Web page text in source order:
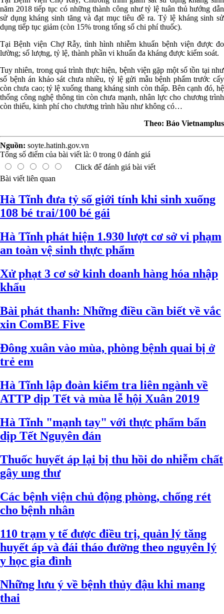
năm 2018 tiếp tục có những thành công như tỷ lệ tuân thủ hướng dẫn
sử dụng kháng sinh tăng và đạt mục tiêu đề ra. Tỷ lệ kháng sinh sử
dụng tiếp tục giảm (còn 15% trong tổng số chi phí thuốc).
Tại Bệnh viện Chợ Rẫy, tình hình nhiễm khuẩn bệnh viện được đo
lường; số lượng, tỷ lệ, thành phần vi khuẩn đa kháng được kiểm soát.
Tuy nhiên, trong quá trình thực hiện, bệnh viện gặp một số tồn tại như
số bệnh án khảo sát chưa nhiều, tỷ lệ gửi mẫu bệnh phẩm trước cấy
còn chưa cao; tỷ lệ xuống thang kháng sinh còn thấp. Bên cạnh đó, hệ
thống công nghệ thông tin còn chưa mạnh, nhân lực cho chương trình
còn thiếu, kinh phí cho chương trình hầu như không có…
Theo: Báo Vietnamplus
Nguồn: soyte.hatinh.gov.vn
Tổng số điểm của bài viết là: 0 trong 0 đánh giá
Click để đánh giá bài viết
Bài viết liên quan
Hà Tĩnh đưa tỷ số giới tính khi sinh xuống
108 bé trai/100 bé gái
Hà Tĩnh phát hiện 1.930 lượt cơ sở vi phạm
an toàn vệ sinh thực phẩm
Xử phạt 3 cơ sở kinh doanh hàng hóa nhập
khẩu
Bài phát thanh: Những điều cần biết về vắc
xin ComBE Five
Đông xuân vào mùa, phòng bệnh quai bị ở
trẻ em
Hà Tĩnh lập đoàn kiểm tra liên ngành về
ATTP dịp Tết và mùa lễ hội Xuân 2019
Hà Tĩnh "mạnh tay" với thực phẩm bẩn
dịp Tết Nguyên đán
Thuốc huyết áp lại bị thu hồi do nhiễm chất
gây ung thư
Các bệnh viện chủ động phòng, chống rét
cho bệnh nhân
110 trạm y tế được điều trị, quản lý tăng
huyết áp và đái tháo đường theo nguyên lý
y học gia đình
Những lưu ý về bệnh thủy đậu khi mang
thai